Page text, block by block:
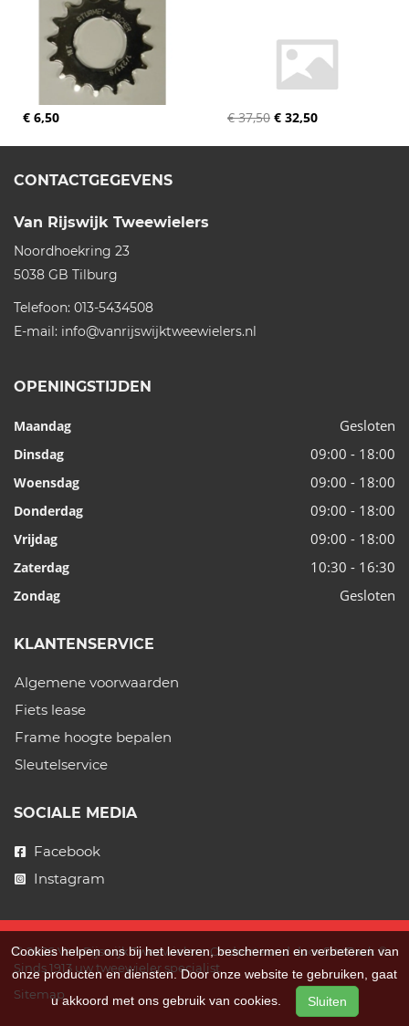
€ 6,50 € 37,50 € 32,50
CONTACTGEGEVENS
Van Rijswijk Tweewielers
Noordhoekring 23
5038 GB Tilburg
Telefoon: 013-5434508
E-mail: info@vanrijswijktweewielers.nl
OPENINGSTIJDEN
Maandag Gesloten
Dinsdag 09:00 - 18:00
Woensdag 09:00 - 18:00
Donderdag 09:00 - 18:00
Vrijdag 09:00 - 18:00
Zaterdag 10:30 - 16:30
Zondag Gesloten
KLANTENSERVICE
Algemene voorwaarden
Fiets lease
Frame hoogte bepalen
Sleutelservice
SOCIALE MEDIA
Facebook
Instagram
© 2026 Van Rijswijk Tweewielers. Ondersteund doorSitePack ®
Sinds 1913 uw tweewieler specialist.
Sitemap
Cookies helpen ons bij het leveren, beschermen en verbeteren van
onze producten en diensten. Door onze website te gebruiken, gaat
u akkoord met ons gebruik van cookies.
Sluiten